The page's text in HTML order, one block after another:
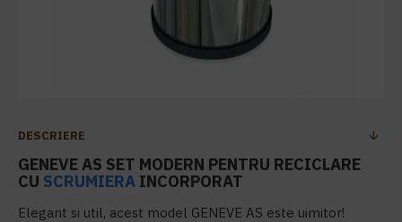
DESCRIERE
GENEVE AS SET MODERN PENTRU RECICLARE
CU SCRUMIERA INCORPORAT
Elegant si util, acest model GENEVE AS este uimitor!